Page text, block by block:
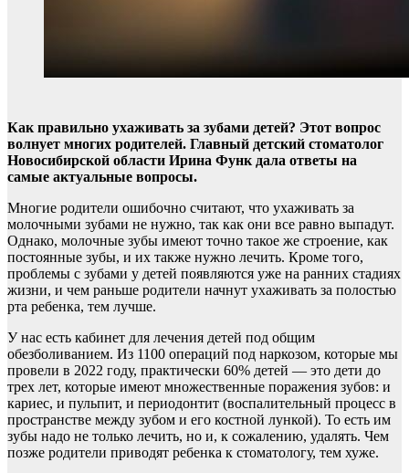
Как правильно ухаживать за зубами детей? Этот вопрос
волнует многих родителей. Главный детский стоматолог
Новосибирской области Ирина Функ дала ответы на
самые актуальные вопросы.
Многие родители ошибочно считают, что ухаживать за
молочными зубами не нужно, так как они все равно выпадут.
Однако, молочные зубы имеют точно такое же строение, как
постоянные зубы, и их также нужно лечить. Кроме того,
проблемы с зубами у детей появляются уже на ранних стадиях
жизни, и чем раньше родители начнут ухаживать за полостью
рта ребенка, тем лучше.
У нас есть кабинет для лечения детей под общим
обезболиванием. Из 1100 операций под наркозом, которые мы
провели в 2022 году, практически 60% детей — это дети до
трех лет, которые имеют множественные поражения зубов: и
кариес, и пульпит, и периодонтит (воспалительный процесс в
пространстве между зубом и его костной лункой). То есть им
зубы надо не только лечить, но и, к сожалению, удалять. Чем
позже родители приводят ребенка к стоматологу, тем хуже.